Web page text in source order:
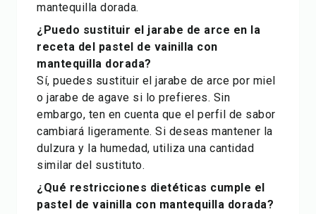
mantequilla dorada.
¿Puedo sustituir el jarabe de arce en la
receta del pastel de vainilla con
mantequilla dorada?
Sí, puedes sustituir el jarabe de arce por miel
o jarabe de agave si lo prefieres. Sin
embargo, ten en cuenta que el perfil de sabor
cambiará ligeramente. Si deseas mantener la
dulzura y la humedad, utiliza una cantidad
similar del sustituto.
¿Qué restricciones dietéticas cumple el
pastel de vainilla con mantequilla dorada?